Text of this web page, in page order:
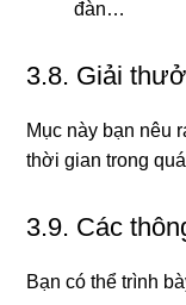
đàn…
3.8. Giải
Mục này bạn nêu
thời gian trong
3.9. Các
Bạn có thể trình